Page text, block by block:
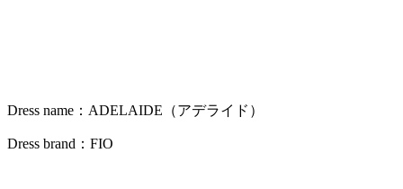
Dress name：ADELAIDE（アデライド）
Dress brand：FIO